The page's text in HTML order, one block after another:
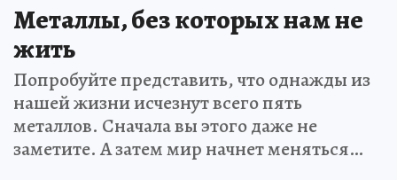
Металлы, без которых нам не
жить
Попробуйте представить, что однажды из
нашей жизни исчезнут всего пять
металлов. Сначала вы этого даже не
заметите. А затем мир начнет меняться…